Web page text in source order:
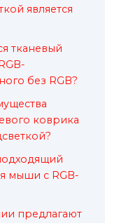
является
тканевый
без RGB?
коврика
мыши с RGB-
предлагают